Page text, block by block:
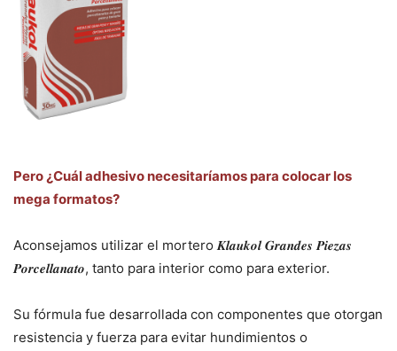
Pero ¿Cuál adhesivo necesitaríamos para colocar los
mega formatos?
Aconsejamos utilizar el mortero 𝑲𝒍𝒂𝒖𝒌𝒐𝒍 𝑮𝒓𝒂𝒏𝒅𝒆𝒔 𝑷𝒊𝒆𝒛𝒂𝒔
𝑷𝒐𝒓𝒄𝒆𝒍𝒍𝒂𝒏𝒂𝒕𝒐, tanto para interior como para exterior.
Su fórmula fue desarrollada con componentes que otorgan
resistencia y fuerza para evitar hundimientos o